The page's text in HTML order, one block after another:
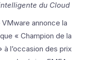
du Cloud
VMware annonce la
« Champion de la
l’occasion des prix